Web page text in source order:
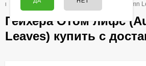
Гейхеры Гейхера Отом лифс (Autumn
Гейхера Отом лифс
Leaves) купить с